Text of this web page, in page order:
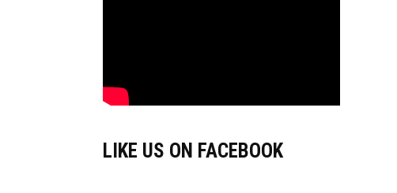
LIKE US ON FACEBOOK